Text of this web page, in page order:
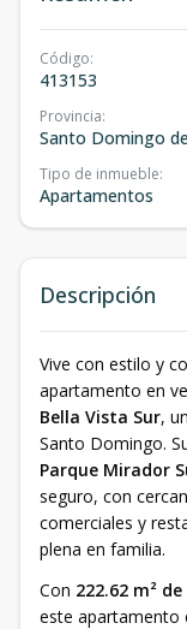
Código:
413153
Provincia:
Santo Domingo
Tipo de inmueble:
Apartamentos
Descripción
Vive con estilo y
apartamento en
Bella Vista Sur,
Santo Domingo.
Parque Mirador
seguro, con
comerciales y
plena en familia.
Con 222.62 m²
este apartamento